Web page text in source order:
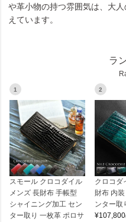
や革小物の持つ雰囲気は、大
えています。
ラ
1
スモール クロコダイル
メンズ 長財布 手帳型
シャイニング加工 セン
ター取り 一枚革 ポロサ
2
クロコダ
財布 内
ンター取
¥107,800